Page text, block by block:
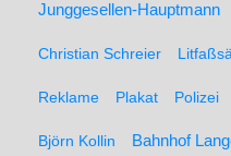
Junggesellen-Hauptmann
Christian Schreier
Reklame Plakat Polizei
Björn Kollin Bahnhof